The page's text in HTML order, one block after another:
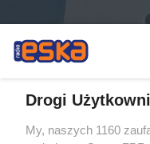
Drogi
My, naszych 1160